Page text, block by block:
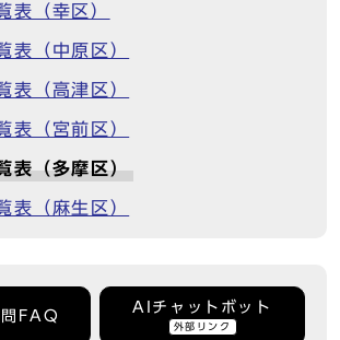
表（幸区）
表（中原区）
表（高津区）
表（宮前区）
表（多摩区）
表（麻生区）
問FAQ
AIチャットボット
外部リンク